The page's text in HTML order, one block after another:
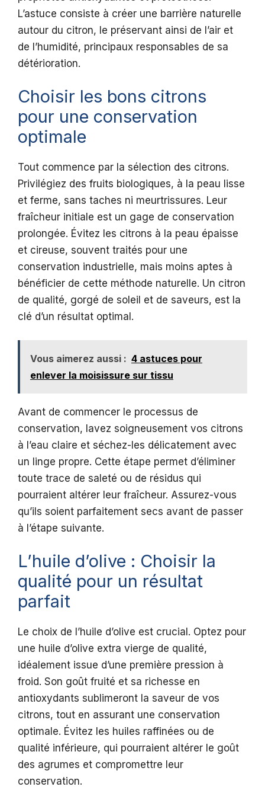
L’astuce consiste à créer une barrière naturelle
autour du citron, le préservant ainsi de l’air et
de l’humidité, principaux responsables de sa
détérioration.
Choisir les bons citrons
pour une conservation
optimale
Tout commence par la sélection des citrons.
Privilégiez des fruits biologiques, à la peau lisse
et ferme, sans taches ni meurtrissures. Leur
fraîcheur initiale est un gage de conservation
prolongée. Évitez les citrons à la peau épaisse
et cireuse, souvent traités pour une
conservation industrielle, mais moins aptes à
bénéficier de cette méthode naturelle. Un citron
de qualité, gorgé de soleil et de saveurs, est la
clé d’un résultat optimal.
Vous aimerez aussi : 4 astuces pour
enlever la moisissure sur tissu
Avant de commencer le processus de
conservation, lavez soigneusement vos citrons
à l’eau claire et séchez-les délicatement avec
un linge propre. Cette étape permet d’éliminer
toute trace de saleté ou de résidus qui
pourraient altérer leur fraîcheur. Assurez-vous
qu’ils soient parfaitement secs avant de passer
à l’étape suivante.
L’huile d’olive : Choisir la
qualité pour un résultat
parfait
Le choix de l’huile d’olive est crucial. Optez pour
une huile d’olive extra vierge de qualité,
idéalement issue d’une première pression à
froid. Son goût fruité et sa richesse en
antioxydants sublimeront la saveur de vos
citrons, tout en assurant une conservation
optimale. Évitez les huiles raffinées ou de
qualité inférieure, qui pourraient altérer le goût
des agrumes et compromettre leur
conservation.